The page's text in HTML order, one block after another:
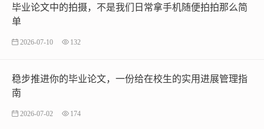
毕业论文中的拍摄，不是我们日常拿手机随便拍拍那么简
单
2026-07-10 132
稳步推进你的毕业论文，一份给在校生的实用进展管理指
南
2026-07-02 174